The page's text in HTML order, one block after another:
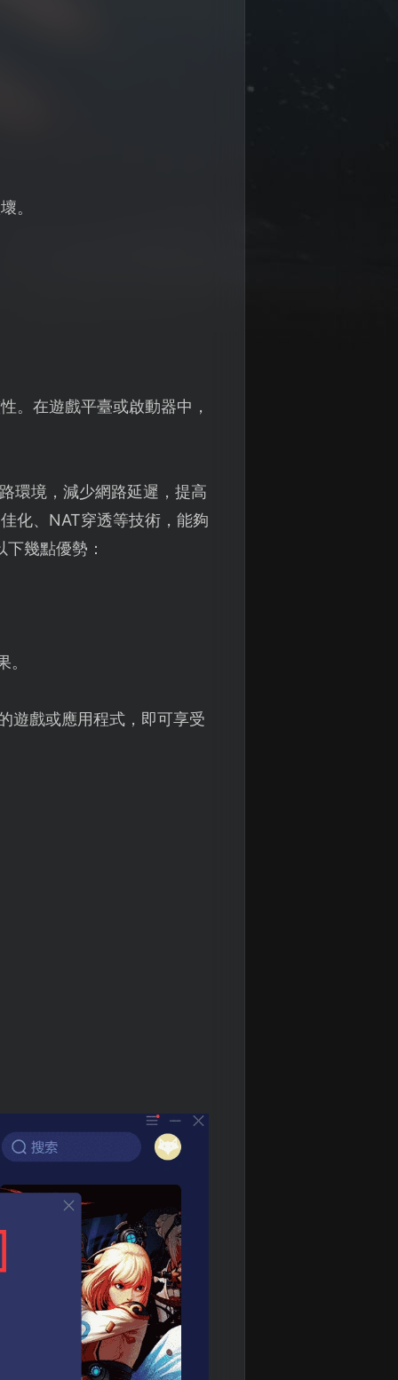
。
。在遊戲平臺或啟動器中，
環境，減少網路延遲，提高
化、NAT穿透等技術，能夠
下幾點優勢：
遊戲或應用程式，即可享受